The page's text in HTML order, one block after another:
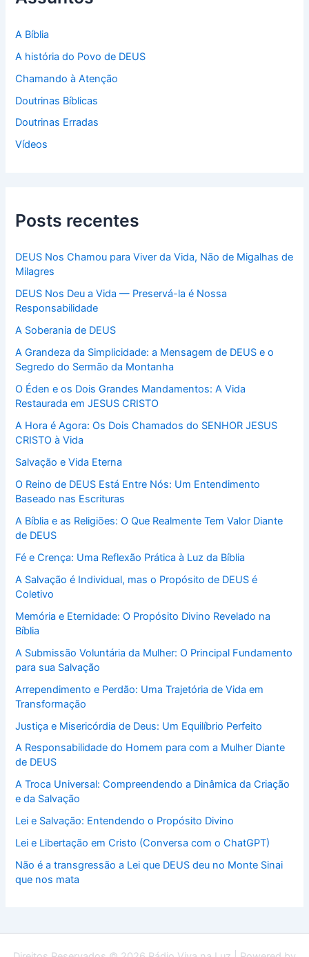
a
p
r
:
A Bíblia
A história do Povo de DEUS
Chamando à Atenção
Doutrinas Bíblicas
Doutrinas Erradas
Vídeos
Posts recentes
DEUS Nos Chamou para Viver da Vida, Não de Migalhas de
Milagres
DEUS Nos Deu a Vida — Preservá-la é Nossa
Responsabilidade
A Soberania de DEUS
A Grandeza da Simplicidade: a Mensagem de DEUS e o
Segredo do Sermão da Montanha
O Éden e os Dois Grandes Mandamentos: A Vida
Restaurada em JESUS CRISTO
A Hora é Agora: Os Dois Chamados do SENHOR JESUS
CRISTO à Vida
Salvação e Vida Eterna
O Reino de DEUS Está Entre Nós: Um Entendimento
Baseado nas Escrituras
A Bíblia e as Religiões: O Que Realmente Tem Valor Diante
de DEUS
Fé e Crença: Uma Reflexão Prática à Luz da Bíblia
A Salvação é Individual, mas o Propósito de DEUS é
Coletivo
Memória e Eternidade: O Propósito Divino Revelado na
Bíblia
A Submissão Voluntária da Mulher: O Principal Fundamento
para sua Salvação
Arrependimento e Perdão: Uma Trajetória de Vida em
Transformação
Justiça e Misericórdia de Deus: Um Equilíbrio Perfeito
A Responsabilidade do Homem para com a Mulher Diante
de DEUS
A Troca Universal: Compreendendo a Dinâmica da Criação
e da Salvação
Lei e Salvação: Entendendo o Propósito Divino
Lei e Libertação em Cristo (Conversa com o ChatGPT)
Não é a transgressão a Lei que DEUS deu no Monte Sinai
que nos mata